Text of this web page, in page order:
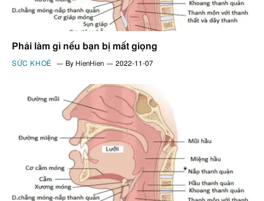
Phải làm gì nếu bạn bị mất giọng
SỨC KHOẺ By HienHien 2022-11-07